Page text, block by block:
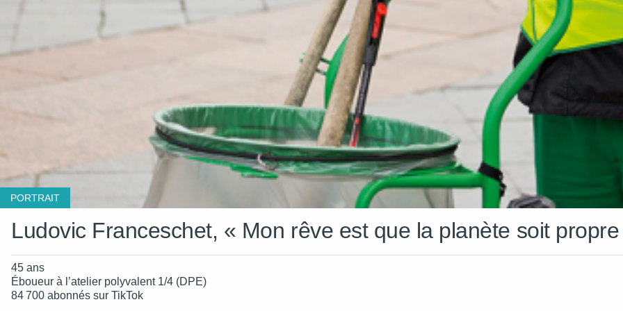
PORTRAIT
Ludovic Franceschet, « Mon rêve est que la planète soit
45 ans
Éboueur à l’atelier polyvalent 1/4 (DPE)
84 700 abonnés sur TikTok